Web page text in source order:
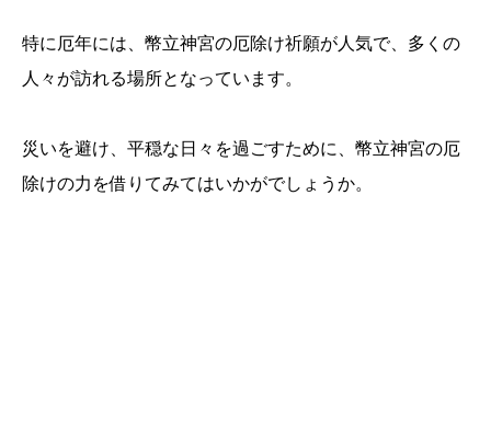
特に厄年には、幣立神宮の厄除け祈願が人気で、多くの
人々が訪れる場所となっています。
災いを避け、平穏な日々を過ごすために、幣立神宮の厄
除けの力を借りてみてはいかがでしょうか。